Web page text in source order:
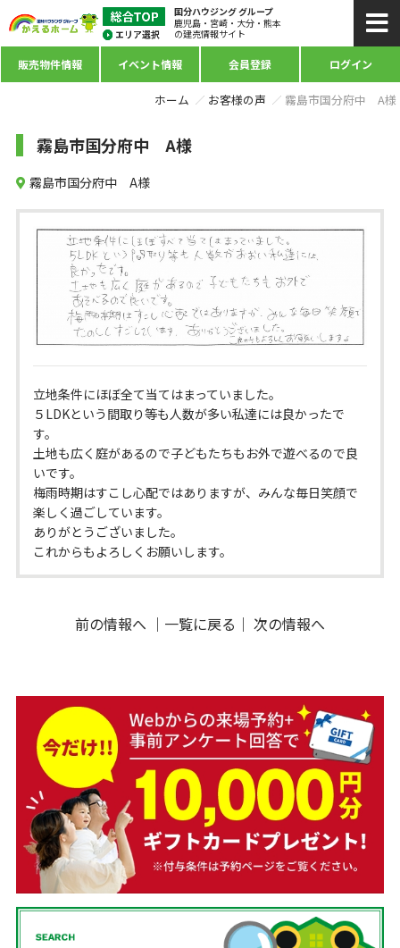
国分ハウジング グループ
鹿児島・宮崎・大分・熊本
の建売情報サイト
販売物件情報 イベント情報 会員登録 ログイン
ホーム お客様の声 霧島市国分府中 A様
霧島市国分府中 A様
霧島市国分府中 A様
立地条件にほぼ全て当てはまっていました。
５LDKという間取り等も人数が多い私達には良かったで
す。
土地も広く庭があるので子どもたちもお外で遊べるので良
いです。
梅雨時期はすこし心配ではありますが、みんな毎日笑顔で
楽しく過ごしています。
ありがとうございました。
これからもよろしくお願いします。
前の情報へ ｜ 一覧に戻る ｜ 次の情報へ